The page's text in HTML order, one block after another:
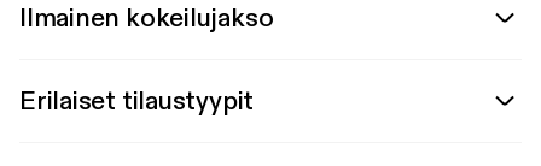
Ilmainen kokeilujakso
Erilaiset tilaustyypit